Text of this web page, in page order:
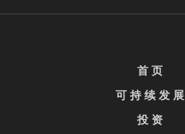
首 页
可 持 续 发 展
投 资